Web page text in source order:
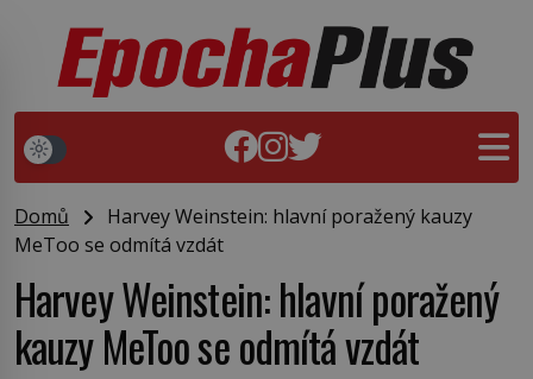
Domů
Harvey Weinstein: hlavní poražený kauzy
MeToo se odmítá vzdát
Harvey Weinstein: hlavní poražený
kauzy MeToo se odmítá vzdát